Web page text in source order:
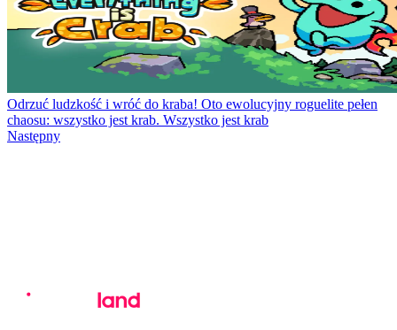
Odrzuć ludzkość i wróć do kraba! Oto ewolucyjny roguelite pełen
chaosu: wszystko jest krab. Wszystko jest krab
Następny